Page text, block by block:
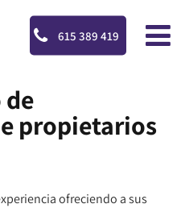
615 389 419
propietarios
ofreciendo a sus